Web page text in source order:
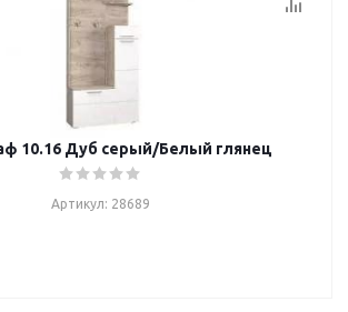
10.16 Дуб серый/Белый глянец
Артикул: 28689